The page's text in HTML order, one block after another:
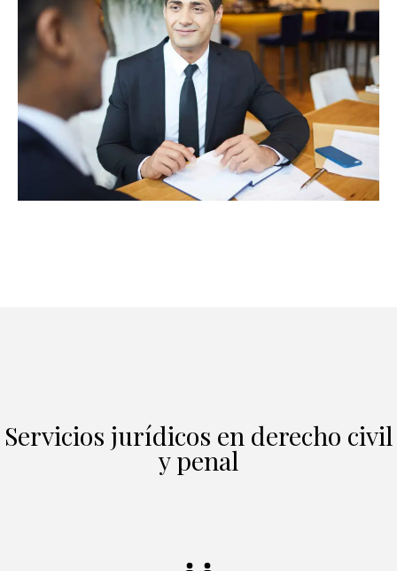
Servicios jurídicos en derecho civil
y penal